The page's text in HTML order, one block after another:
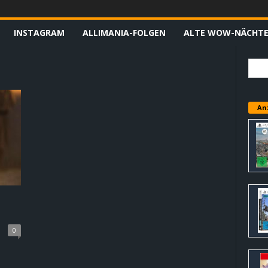
INSTAGRAM ALLIMANIA-FOLGEN ALTE WOW-NÄCHTE
0